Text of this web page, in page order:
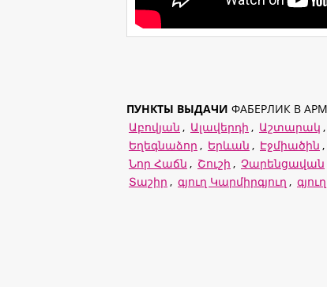
ПУНКТЫ ВЫДАЧИ ФАБЕРЛИК В
Աբովյան , Ալավերդի , Աշտարակ ,
Եղեգնաձոր , Երևան , Էջմիածին ,
Նոր Հաճն , Շուշի , Չարենցավան
Տաշիր , գյուղ Կարմիրգյուղ ,